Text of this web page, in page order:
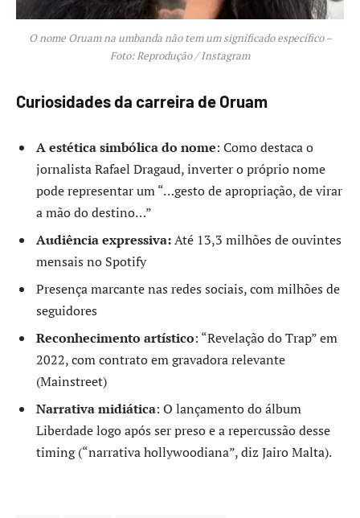
O nome Oruam na umbanda não tem um significado específico –
Foto: Reprodução / Instagram
Curiosidades da carreira de Oruam
A estética simbólica do nome: Como destaca o
jornalista Rafael Dragaud, inverter o próprio nome
pode representar um “…gesto de apropriação, de virar
a mão do destino…”
Audiência expressiva:Até 13,3 milhões de ouvintes
mensais no Spotify
Presença marcante nas redes sociais, com milhões de
seguidores
Reconhecimento artístico: “Revelação do Trap” em
2022, com contrato em gravadora relevante
(Mainstreet)
Narrativa midiática: O lançamento do álbum
Liberdade logo após ser preso e a repercussão desse
timing (“narrativa hollywoodiana”, diz Jairo Malta).